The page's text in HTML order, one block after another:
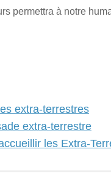
permettra à notre
extra-terrestres
extra-terrestre
les Extra-